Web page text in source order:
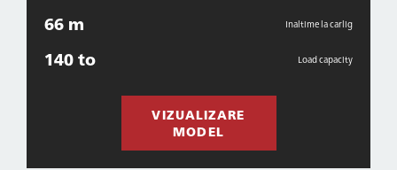
66 m Inaltime la carlig
140 to Load capacity
VIZUALIZARE
MODEL